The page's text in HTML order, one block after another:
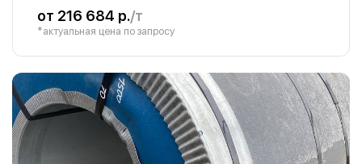
от 216 684 р./т
*актуальная цена по запросу